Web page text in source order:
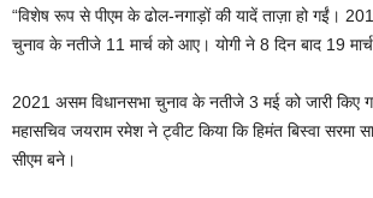
“विशेष रूप से पीएम के ढोल-नगाड़ों की यादें ताज़ा हो गईं।
चुनाव के नतीजे 11 मार्च को आए। योगी ने 8 दिन बाद 19
2021 असम विधानसभा चुनाव के नतीजे 3 मई को जारी किए
महासचिव जयराम रमेश ने ट्वीट किया कि हिमंत बिस्वा सरमा
सीएम बने।